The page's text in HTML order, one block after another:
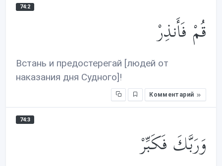
74:2
قُمْ فَأَنذِرْ
Встань и предостерегай [людей от
наказания дня Судного]!
Комментарий
74:3
وَرَبَّكَ فَكَبِّرْ